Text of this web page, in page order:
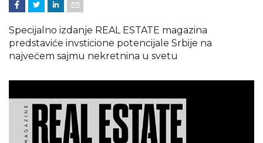
Specijalno izdanje REAL ESTATE magazina
predstaviće invsticione potencijale Srbije na
najvećem sajmu nekretnina u svetu